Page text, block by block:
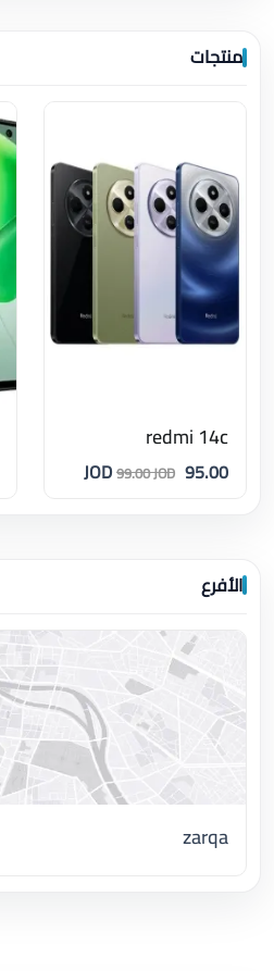
منتجات
redmi 14c
95.00 JOD
99.00 JOD
الأفرع
zarqa